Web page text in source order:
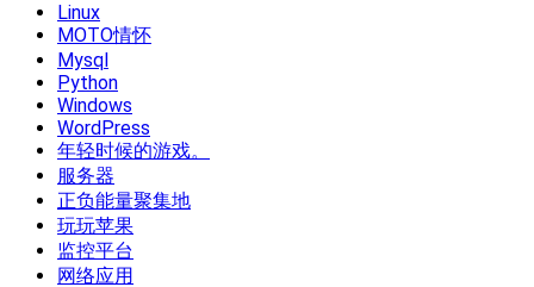
Linux
MOTO情怀
Mysql
Python
Windows
WordPress
年轻时候的游戏。
服务器
正负能量聚集地
玩玩苹果
监控平台
网络应用